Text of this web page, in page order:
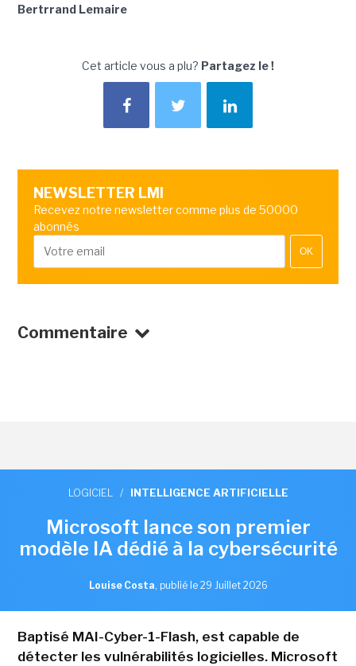
Bertrrand Lemaire
Cet article vous a plu? Partagez le !
NEWSLETTER LMI
Recevez notre newsletter comme plus de 50000
abonnés
OK
Commentaire
LOGICIEL / INTELLIGENCE ARTIFICIELLE
Microsoft lance son premier
modèle IA dédié à la cybersécurité
Louise Costa, publié le 29 Juillet 2026
Baptisé MAI-Cyber-1-Flash, est capable de
détecter les vulnérabilités logicielles. Microsoft